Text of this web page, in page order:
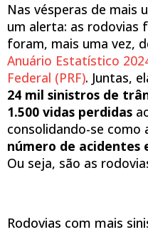
Nas vésperas de mais
um alerta: as rodovias
foram, mais uma vez,
Anuário Estatístico
Federal (PRF). Juntas,
24 mil sinistros de
1.500 vidas perdidas
consolidando-se como
número de acidentes
Ou seja, são as
Rodovias com mais